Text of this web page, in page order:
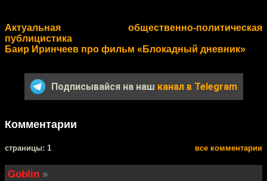
Актуальная общественно-политическая
публицистика
Баир Иринчеев про фильм «Блокадный дневник»
Подписывайся на наш канал в Telegram
Комментарии
cтраницы: 1 все комментарии
Goblin »